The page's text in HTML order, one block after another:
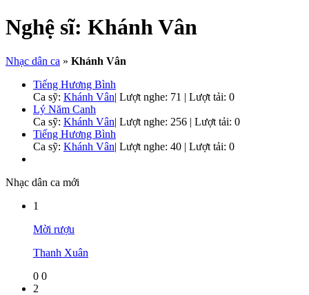
Nghệ sĩ: Khánh Vân
Nhạc dân ca » Khánh Vân
Tiếng Hương Bình
Ca sỹ: Khánh Vân| Lượt nghe: 71 | Lượt tải: 0
Lý Năm Canh
Ca sỹ: Khánh Vân| Lượt nghe: 256 | Lượt tải: 0
Tiếng Hương Bình
Ca sỹ: Khánh Vân| Lượt nghe: 40 | Lượt tải: 0
Nhạc dân ca mới
1
Mời rượu
Thanh Xuân
0 0
2